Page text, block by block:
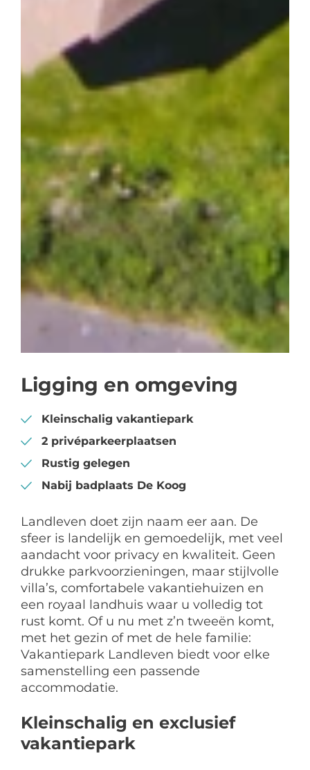
Ligging en omgeving
Landleven doet zijn naam eer aan. De
sfeer is landelijk en gemoedelijk, met veel
aandacht voor privacy en kwaliteit. Geen
drukke parkvoorzieningen, maar stijlvolle
villa’s, comfortabele vakantiehuizen en
een royaal landhuis waar u volledig tot
rust komt. Of u nu met z’n tweeën komt,
met het gezin of met de hele familie:
Vakantiepark Landleven biedt voor elke
samenstelling een passende
accommodatie.
Kleinschalig en exclusief
vakantiepark
Kleinschalig vakantiepark
2 privéparkeerplaatsen
Rustig gelegen
Nabij badplaats De Koog